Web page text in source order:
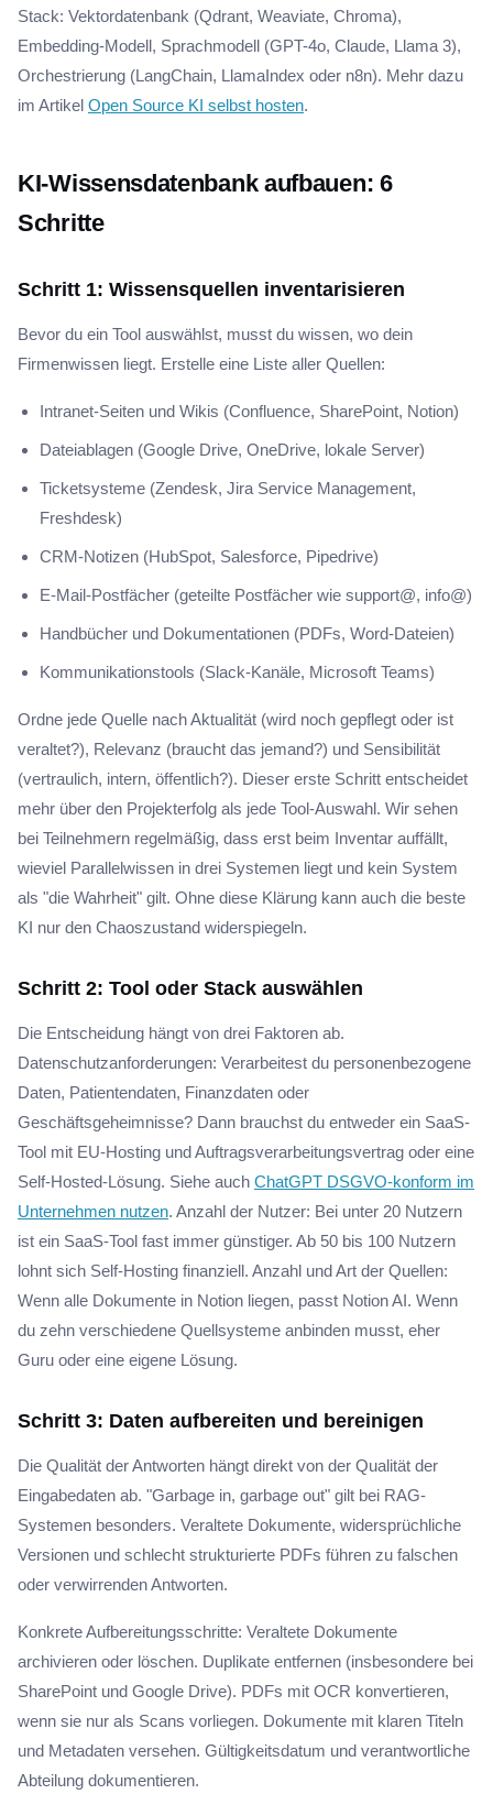
Stack: Vektordatenbank (Qdrant, Weaviate, Chroma),
Embedding-Modell, Sprachmodell (GPT-4o, Claude, Llama 3),
Orchestrierung (LangChain, LlamaIndex oder n8n). Mehr dazu
im Artikel Open Source KI selbst hosten.
KI-Wissensdatenbank aufbauen: 6
Schritte
Schritt 1: Wissensquellen inventarisieren
Bevor du ein Tool auswählst, musst du wissen, wo dein
Firmenwissen liegt. Erstelle eine Liste aller Quellen:
Intranet-Seiten und Wikis (Confluence, SharePoint, Notion)
Dateiablagen (Google Drive, OneDrive, lokale Server)
Ticketsysteme (Zendesk, Jira Service Management,
Freshdesk)
CRM-Notizen (HubSpot, Salesforce, Pipedrive)
E-Mail-Postfächer (geteilte Postfächer wie support@, info@)
Handbücher und Dokumentationen (PDFs, Word-Dateien)
Kommunikationstools (Slack-Kanäle, Microsoft Teams)
Ordne jede Quelle nach Aktualität (wird noch gepflegt oder ist
veraltet?), Relevanz (braucht das jemand?) und Sensibilität
(vertraulich, intern, öffentlich?). Dieser erste Schritt entscheidet
mehr über den Projekterfolg als jede Tool-Auswahl. Wir sehen
bei Teilnehmern regelmäßig, dass erst beim Inventar auffällt,
wieviel Parallelwissen in drei Systemen liegt und kein System
als "die Wahrheit" gilt. Ohne diese Klärung kann auch die beste
KI nur den Chaoszustand widerspiegeln.
Schritt 2: Tool oder Stack auswählen
Die Entscheidung hängt von drei Faktoren ab.
Datenschutzanforderungen: Verarbeitest du personenbezogene
Daten, Patientendaten, Finanzdaten oder
Geschäftsgeheimnisse? Dann brauchst du entweder ein SaaS-
Tool mit EU-Hosting und Auftragsverarbeitungsvertrag oder eine
Self-Hosted-Lösung. Siehe auch ChatGPT DSGVO-konform im
Unternehmen nutzen. Anzahl der Nutzer: Bei unter 20 Nutzern
ist ein SaaS-Tool fast immer günstiger. Ab 50 bis 100 Nutzern
lohnt sich Self-Hosting finanziell. Anzahl und Art der Quellen:
Wenn alle Dokumente in Notion liegen, passt Notion AI. Wenn
du zehn verschiedene Quellsysteme anbinden musst, eher
Guru oder eine eigene Lösung.
Schritt 3: Daten aufbereiten und bereinigen
Die Qualität der Antworten hängt direkt von der Qualität der
Eingabedaten ab. "Garbage in, garbage out" gilt bei RAG-
Systemen besonders. Veraltete Dokumente, widersprüchliche
Versionen und schlecht strukturierte PDFs führen zu falschen
oder verwirrenden Antworten.
Konkrete Aufbereitungsschritte: Veraltete Dokumente
archivieren oder löschen. Duplikate entfernen (insbesondere bei
SharePoint und Google Drive). PDFs mit OCR konvertieren,
wenn sie nur als Scans vorliegen. Dokumente mit klaren Titeln
und Metadaten versehen. Gültigkeitsdatum und verantwortliche
Abteilung dokumentieren.